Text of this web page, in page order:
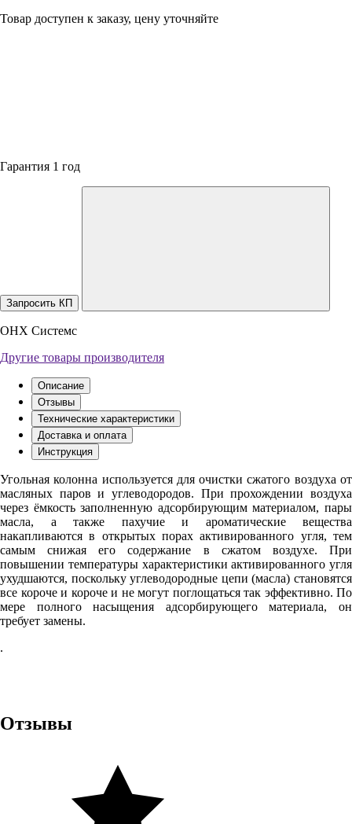
Товар доступен к заказу, цену уточняйте
Гарантия 1 год
Запросить КП
ОНХ Системс
Другие товары производителя
Описание
Отзывы
Технические характеристики
Доставка и оплата
Инструкция
Угольная колонна используется для очистки сжатого воздуха от
масляных паров и углеводородов. При прохождении воздуха
через ёмкость заполненную адсорбирующим материалом, пары
масла, а также пахучие и ароматические вещества
накапливаются в открытых порах активированного угля, тем
самым снижая его содержание в сжатом воздухе. При
повышении температуры характеристики активированного угля
ухудшаются, поскольку углеводородные цепи (масла) становятся
все короче и короче и не могут поглощаться так эффективно. По
мере полного насыщения адсорбирующего материала, он
требует замены.
.
Отзывы